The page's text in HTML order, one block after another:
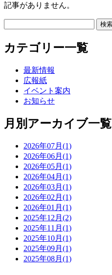
記事がありません。
カテゴリー一覧
最新情報
広報紙
イベント案内
お知らせ
月別アーカイブ一覧
2026年07月(1)
2026年06月(1)
2026年05月(1)
2026年04月(1)
2026年03月(1)
2026年02月(1)
2026年01月(1)
2025年12月(2)
2025年11月(1)
2025年10月(1)
2025年09月(1)
2025年08月(1)